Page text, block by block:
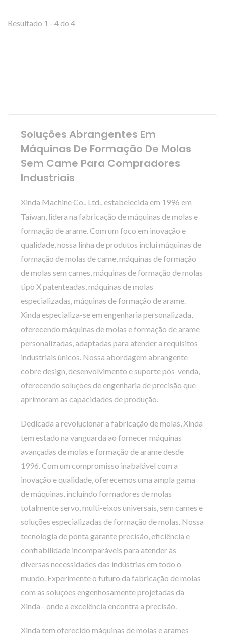
Resultado 1 - 4 do 4
Soluções Abrangentes Em
Máquinas De Formação De Molas
Sem Came Para Compradores
Industriais
Xinda Machine Co., Ltd., estabelecida em 1996 em
Taiwan, lidera na fabricação de máquinas de molas e
formação de arame. Com um foco em inovação e
qualidade, nossa linha de produtos inclui máquinas de
formação de molas de came, máquinas de formação
de molas sem cames, máquinas de formação de molas
tipo X patenteadas, máquinas de molas
especializadas, máquinas de formação de arame.
Xinda especializa-se em engenharia personalizada,
oferecendo máquinas de molas e formação de arame
personalizadas, adaptadas para atender a requisitos
industriais únicos. Nossa abordagem abrangente
cobre design, desenvolvimento e suporte pós-venda,
oferecendo soluções de engenharia de precisão que
aprimoram as capacidades de produção.
Dedicada a revolucionar a fabricação de molas, Xinda
tem estado na vanguarda ao fornecer máquinas
avançadas de molas e formação de arame desde
1996. Com um compromisso inabalável com a
inovação e qualidade, oferecemos uma ampla gama
de máquinas, incluindo formadores de molas
totalmente servo, multi-eixos universais, sem cames e
soluções especializadas de formação de molas. Nossa
tecnologia de ponta garante precisão, eficiência e
confiabilidade incomparáveis para atender às
diversas necessidades das indústrias em todo o
mundo. Experimente o futuro da fabricação de molas
com as soluções engenhosamente projetadas da
Xinda - onde a excelência encontra a precisão.
Xinda tem oferecido máquinas de molas e arames